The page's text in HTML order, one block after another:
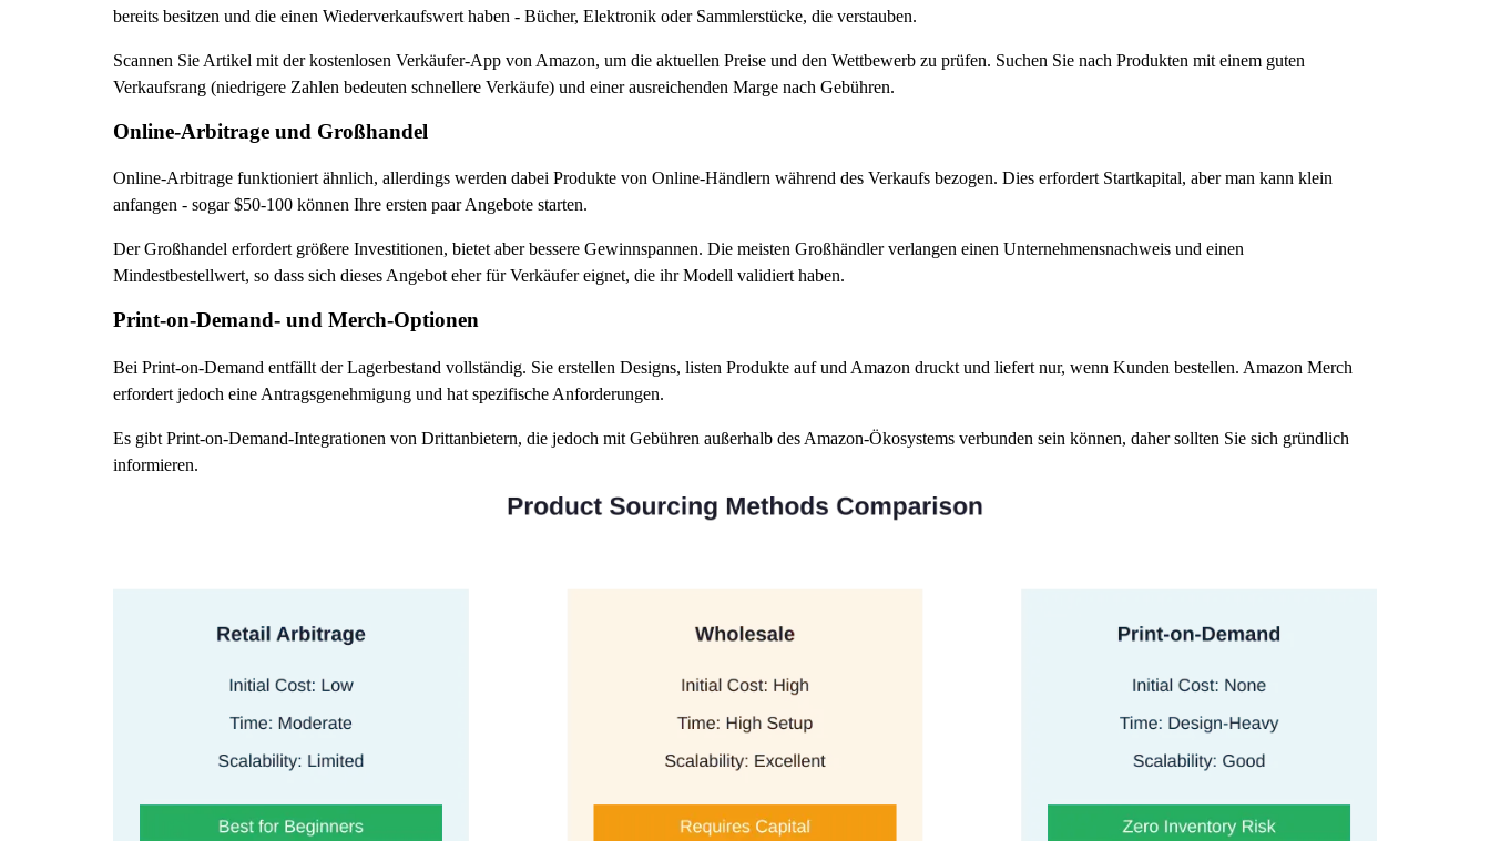
bereits besitzen und die einen Wiederverkaufswert haben - Bücher, Elektronik oder Sammlerstücke, die verstauben.
Scannen Sie Artikel mit der kostenlosen Verkäufer-App von Amazon, um die aktuellen Preise und den Wettbewerb zu prüfen. Suchen Sie nach Produkten mit einem guten
Verkaufsrang (niedrigere Zahlen bedeuten schnellere Verkäufe) und einer ausreichenden Marge nach Gebühren.
Online-Arbitrage und Großhandel
Online-Arbitrage funktioniert ähnlich, allerdings werden dabei Produkte von Online-Händlern während des Verkaufs bezogen. Dies erfordert Startkapital, aber man kann klein
anfangen - sogar $50-100 können Ihre ersten paar Angebote starten.
Der Großhandel erfordert größere Investitionen, bietet aber bessere Gewinnspannen. Die meisten Großhändler verlangen einen Unternehmensnachweis und einen
Mindestbestellwert, so dass sich dieses Angebot eher für Verkäufer eignet, die ihr Modell validiert haben.
Print-on-Demand- und Merch-Optionen
Bei Print-on-Demand entfällt der Lagerbestand vollständig. Sie erstellen Designs, listen Produkte auf und Amazon druckt und liefert nur, wenn Kunden bestellen. Amazon Merch
erfordert jedoch eine Antragsgenehmigung und hat spezifische Anforderungen.
Es gibt Print-on-Demand-Integrationen von Drittanbietern, die jedoch mit Gebühren außerhalb des Amazon-Ökosystems verbunden sein können, daher sollten Sie sich gründlich
informieren.